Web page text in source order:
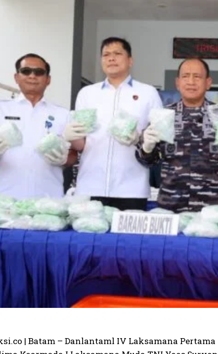
| Batam – Danlantaml IV Laksamana